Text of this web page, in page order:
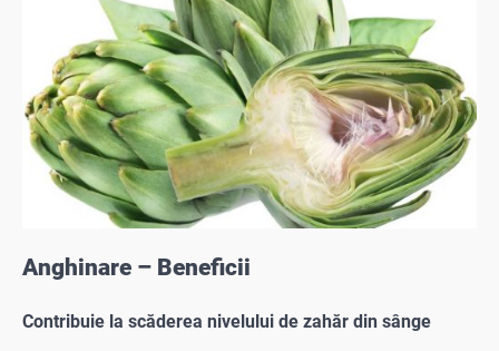
Anghinare – Beneficii
Contribuie la scăderea nivelului de zahăr din sânge